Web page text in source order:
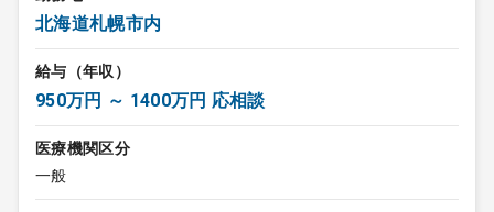
北海道札幌市内
給与（年収）
950万円 ～ 1400万円 応相談
医療機関区分
一般